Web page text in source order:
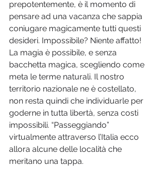
prepotentemente, è il momento di
pensare ad una vacanza che sappia
coniugare magicamente tutti questi
desideri. Impossibile? Niente affatto!
La magia è possibile, e senza
bacchetta magica, scegliendo come
meta le terme naturali. Il nostro
territorio nazionale ne è costellato,
non resta quindi che individuarle per
goderne in tutta libertà, senza costi
impossibili. “Passeggiando”
virtualmente attraverso l’Italia ecco
allora alcune delle località che
meritano una tappa.